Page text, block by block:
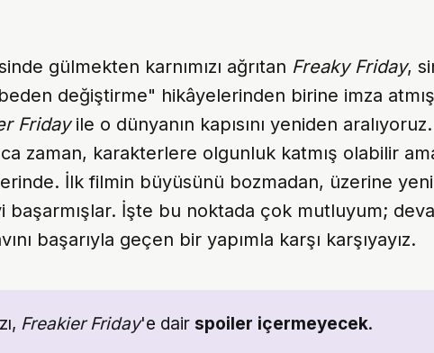
gülmekten karnımızı ağrıtan Freaky Friday,
değiştirme" hikâyelerinden birine imza
Fridayile o dünyanın kapısını yeniden
zaman, karakterlere olgunluk katmış olabilir
İlk filmin büyüsünü bozmadan, üzerine
başarmışlar. İşte bu noktada çok mutluyum;
başarıyla geçen bir yapımla karşı karşıyayız.
Freakier Friday'e dair spoiler içermeyecek.